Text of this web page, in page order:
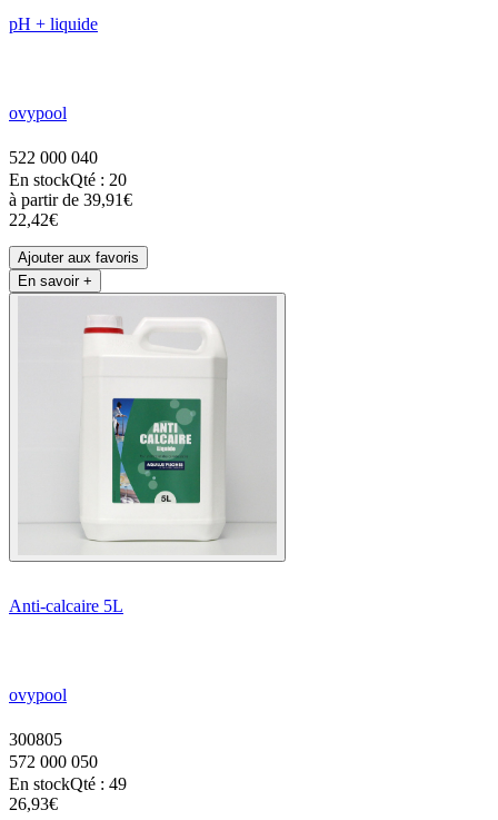
pH + liquide
ovypool
522 000 040
En stockQté : 20
à partir de 39,91€
22,42€
Ajouter aux favoris
En savoir +
Anti-calcaire 5L
ovypool
300805
572 000 050
En stockQté : 49
26,93€